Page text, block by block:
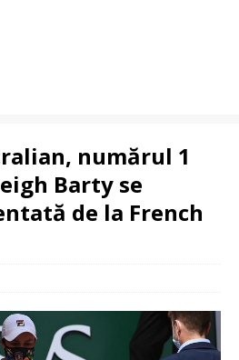
numărul 1
Barty se
de la French